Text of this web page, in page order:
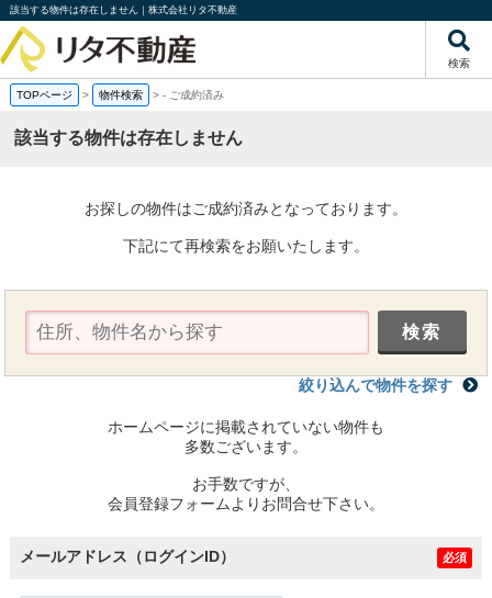
該当する物件は存在しません｜株式会社リタ不動産
検索
TOPページ > 物件検索 >- ご成約済み
該当する物件は存在しません
お探しの物件はご成約済みとなっております。
下記にて再検索をお願いたします。
絞り込んで物件を探す
ホームページに掲載されていない物件も
多数ございます。
お手数ですが、
会員登録フォームよりお問合せ下さい。
メールアドレス（ログインID） 必須